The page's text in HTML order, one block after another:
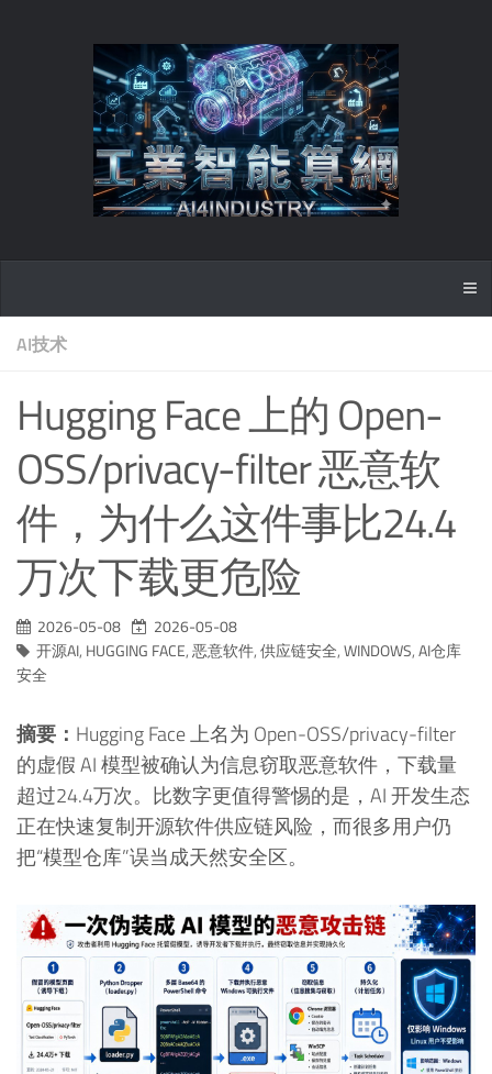
AI技术
Hugging Face 上的 Open-
OSS/privacy-filter 恶意软
件，为什么这件事比24.4
万次下载更危险
2026-05-08
2026-05-08
开源AI, HUGGING FACE,恶意软件,供应链安全,WINDOWS,AI仓库
安全
摘要： Hugging Face 上名为 Open-OSS/privacy-filter
的虚假 AI 模型被确认为信息窃取恶意软件，下载量
超过24.4万次。比数字更值得警惕的是，AI 开发生态
正在快速复制开源软件供应链风险，而很多用户仍
把“模型仓库”误当成天然安全区。